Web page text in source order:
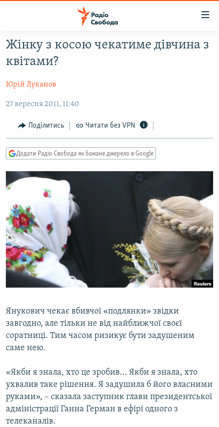
Перейти
до
основного
Перейти
до
навігації
Перейти
до
пошуку
РАДІО СВОБОДА – 70 РОКІВ
СТАТТІ
ПОЛІТИКА
ЕКОНОМІКА
СУСПІЛЬСТВО
КУЛЬТУРА
СПОРТ
СВІТ
ВІЙНА
РОСІЙСЬКА «ФІЛЬТРАЦІЯ»
ДОНБАС.РЕАЛІЇ
КРИМ.РЕАЛІЇ
ТИ ЯК?
СХЕМИ
КИТАЙ.ВИКЛИКИ
МУЛЬТИМЕДІА
ФОТО
СПЕЦПРОЄКТИ
ПОДКАСТИ
КРИМ РЕАЛІЇ
РУС
УКР
ДОЛУЧАЙСЯ!
Жінку з косою чекатиме дівчина з
квітами?
Юрій Луканов
27 вересня 2011, 11:40
Поділитись Читати без VPN
Додати Радіо Свобода як бажане джерело в Google
Янукович чекає вбивчої «подлянки» звідки
завгодно, але тільки не від найближчої своєї
соратниці. Тим часом ризикує бути задушеним
саме нею.
«Якби я знала, хто це зробив... Якби я знала, хто
ухвалив таке рішення. Я задушила б його власними
руками», – сказала заступник глави президентської
адміністрації Ганна Герман в ефірі одного з
телеканалів.